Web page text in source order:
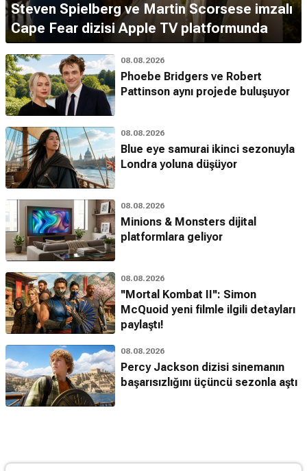
Steven Spielberg ve Martin Scorsese imzalı
Cape Fear dizisi Apple TV platformunda
08.08.2026
Phoebe Bridgers ve Robert
Pattinson aynı projede buluşuyor
08.08.2026
Blue eye samurai ikinci sezonuyla
Londra yoluna düşüyor
08.08.2026
Minions & Monsters dijital
platformlara geliyor
08.08.2026
''Mortal Kombat II'': Simon
McQuoid yeni filmle ilgili detayları
paylaştı!
08.08.2026
Percy Jackson dizisi sinemanın
başarısızlığını üçüncü sezonla aştı